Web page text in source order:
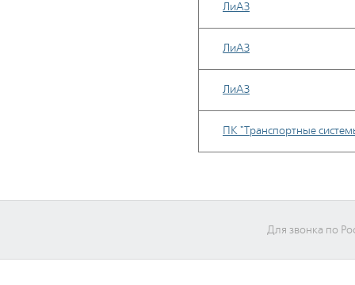
ЛиАЗ
ЛиАЗ
ЛиАЗ
ПК "Транспортные
Для звонка по